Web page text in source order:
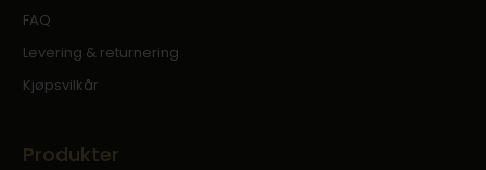
FAQ
Levering & returnering
Kjøpsvilkår
Produkter